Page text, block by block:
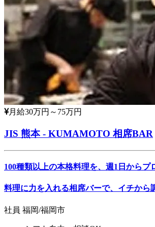
月給30万円～75万円
JIS 熊本 - KUMAMOTO 相席BAR
100種類以上の本格料理を、週1日からプ
料理に力を入れる相席バーで、イチから
社員 福岡/福岡市